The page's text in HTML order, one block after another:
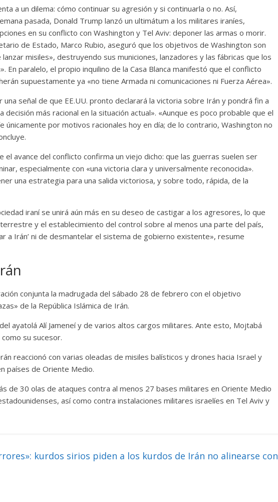
a un dilema: cómo continuar su agresión y si continuarla o no. Así,
pasada, Donald Trump lanzó un ultimátum a los militares iraníes,
en su conflicto con Washington y Tel Aviv: deponer las armas o morir.
de Estado, Marco Rubio, aseguró que los objetivos de Washington son
lanzar misiles», destruyendo sus municiones, lanzadores y las fábricas que los
En paralelo, el propio inquilino de la Casa Blanca manifestó que el conflicto
supuestamente ya «no tiene Armada ni comunicaciones ni Fuerza Aérea».
señal de que EE.UU. pronto declarará la victoria sobre Irán y pondrá fin a
decisión más racional en la situación actual». «Aunque es poco probable que el
únicamente por motivos racionales hoy en día; de lo contrario, Washington no
avance del conflicto confirma un viejo dicho: que las guerras suelen ser
especialmente con «una victoria clara y universalmente reconocida».
una estrategia para una salida victoriosa, y sobre todo, rápida, de la
iraní se unirá aún más en su deseo de castigar a los agresores, lo que
y el establecimiento del control sobre al menos una parte del país,
a Irán’ ni de desmantelar el sistema de gobierno existente», resume
conjunta la madrugada del sábado 28 de febrero con el objetivo
de la República Islámica de Irán.
ayatolá Alí Jameneí y de varios altos cargos militares. Ante esto, Mojtabá
su sucesor.
reaccionó con varias oleadas de misiles balísticos y drones hacia Israel y
países de Oriente Medio.
de 30 olas de ataques contra al menos 27 bases militares en Oriente Medio
así como contra instalaciones militares israelíes en Tel Aviv y
kurdos sirios piden a los kurdos de Irán no alinearse con